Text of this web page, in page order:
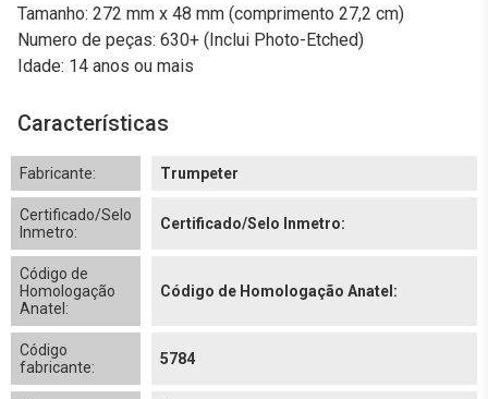
Tamanho: 272 mm x 48 mm (comprimento 27,2 cm)
Numero de peças: 630+ (Inclui Photo-Etched)
Idade: 14 anos ou mais
Características
Fabricante: Trumpeter
Certificado/Selo
Inmetro:
Certificado/Selo Inmetro:
Código de
Homologação
Anatel:
Código de Homologação Anatel:
Código
fabricante:
5784